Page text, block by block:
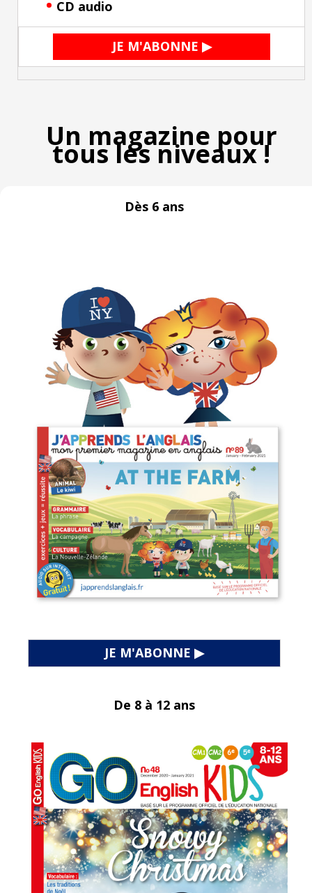
CD audio
JE M'ABONNE ▶
Un magazine pour
tous les niveaux !
Dès 6 ans
JE M'ABONNE ▶
De 8 à 12 ans